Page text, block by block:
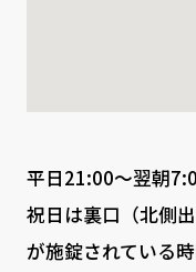
平日21:00～翌朝
祝日は裏口（北側
が施錠されている